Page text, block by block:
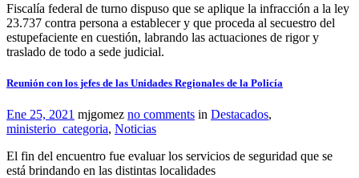
Fiscalía federal de turno dispuso que se aplique la infracción a la ley
23.737 contra persona a establecer y que proceda al secuestro del
estupefaciente en cuestión, labrando las actuaciones de rigor y
traslado de todo a sede judicial.
Reunión con los jefes de las Unidades Regionales de la Policía
Ene 25, 2021 mjgomez no comments in Destacados,
ministerio_categoria, Noticias
El fin del encuentro fue evaluar los servicios de seguridad que se
está brindando en las distintas localidades